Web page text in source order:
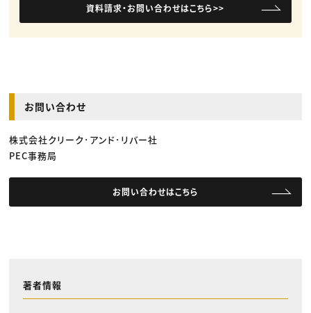
資料請求・お問い合わせはこちら>>
お問い合わせ
株式会社クリーク･アンド･リバー社
PEC事務局
お問い合わせはこちら
著者情報